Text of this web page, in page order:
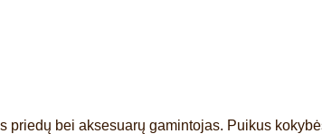
priedų bei aksesuarų gamintojas. Puikus